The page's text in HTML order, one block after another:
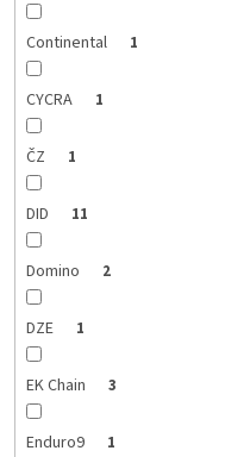
Continental 1
CYCRA 1
ČZ 1
DID 11
Domino 2
DZE 1
EK Chain 3
Enduro9 1